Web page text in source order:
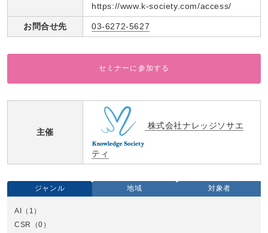
https://www.k-society.com/access/
お問合せ先 03-6272-5627
セミナーに参加する
主催
株式会社ナレッジソサエ
ティ
ジャンル 地域 対象者
AI
（1）
CSR
（0）